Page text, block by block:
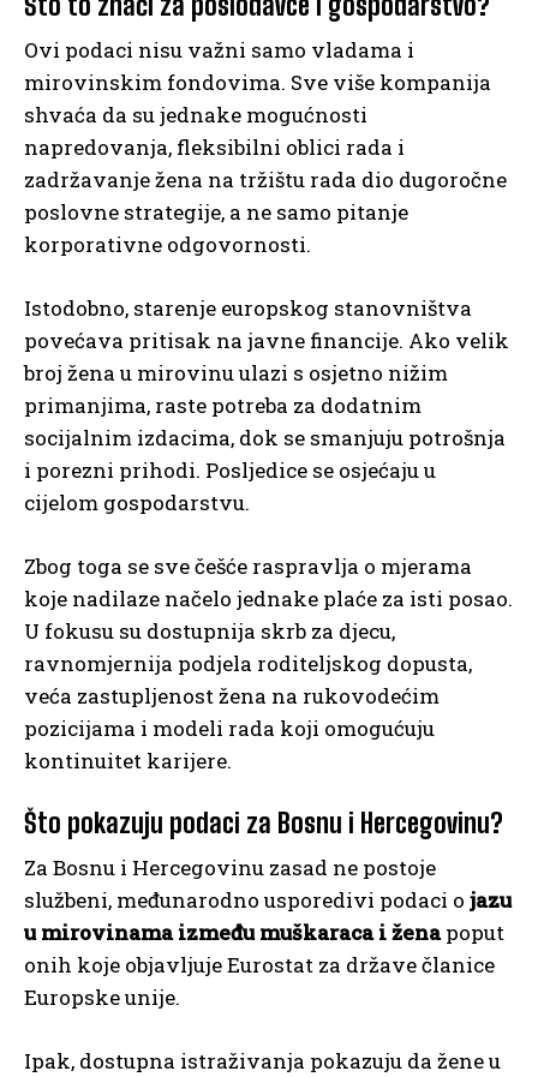
Ovi podaci nisu važni samo vladama i
mirovinskim fondovima. Sve više kompanija
shvaća da su jednake mogućnosti
napredovanja, fleksibilni oblici rada i
zadržavanje žena na tržištu rada dio dugoročne
poslovne strategije, a ne samo pitanje
korporativne odgovornosti.
Istodobno, starenje europskog stanovništva
povećava pritisak na javne financije. Ako velik
broj žena u mirovinu ulazi s osjetno nižim
primanjima, raste potreba za dodatnim
socijalnim izdacima, dok se smanjuju potrošnja
i porezni prihodi. Posljedice se osjećaju u
cijelom gospodarstvu.
Zbog toga se sve češće raspravlja o mjerama
koje nadilaze načelo jednake plaće za isti posao.
U fokusu su dostupnija skrb za djecu,
ravnomjernija podjela roditeljskog dopusta,
veća zastupljenost žena na rukovodećim
pozicijama i modeli rada koji omogućuju
kontinuitet karijere.
Što pokazuju podaci za Bosnu i Hercegovinu?
Za Bosnu i Hercegovinu zasad ne postoje
službeni, međunarodno usporedivi podaci o jazu
u mirovinama između muškaraca i ženapoput
onih koje objavljuje Eurostat za države članice
Europske unije.
Ipak, dostupna istraživanja pokazuju da žene u